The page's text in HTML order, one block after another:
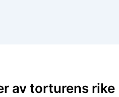
av torturens rike